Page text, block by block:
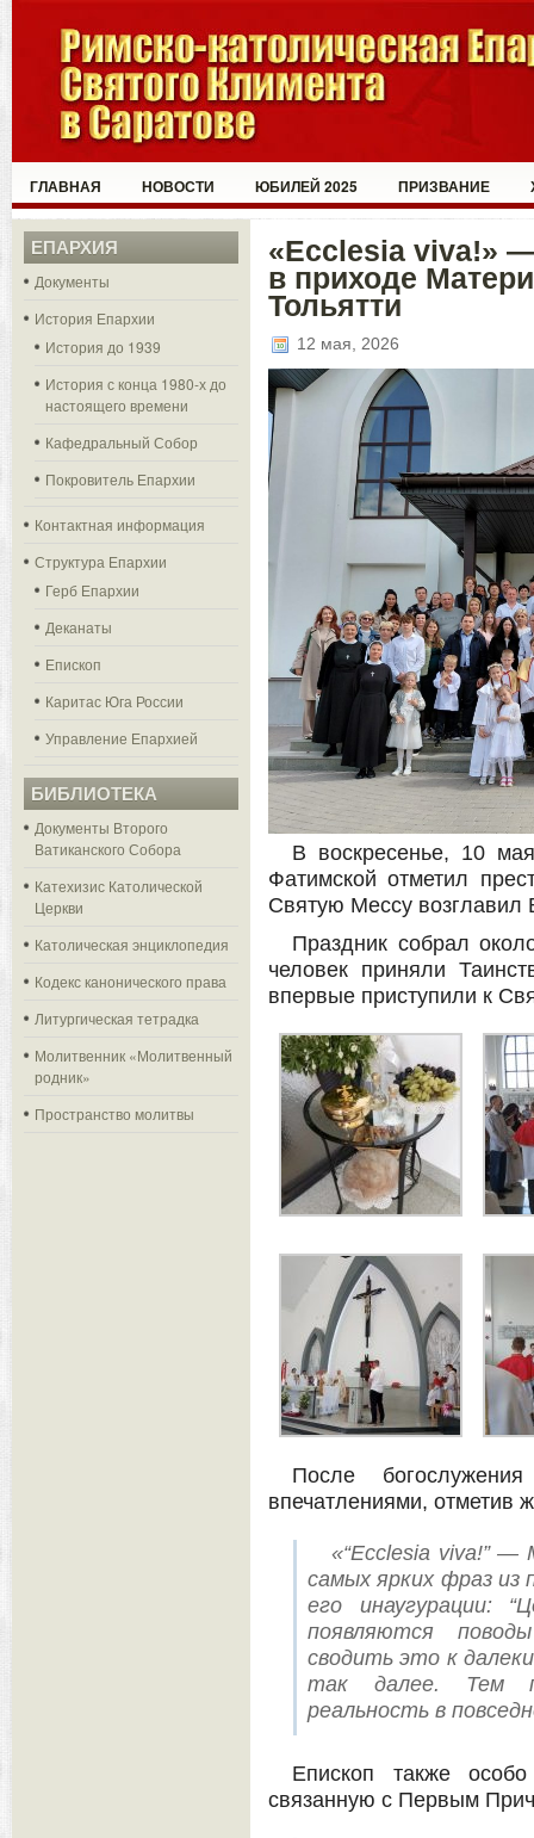
ГЛАВНАЯ НОВОСТИ ЮБИЛЕЙ 2025 ПРИЗВАНИЕ
ЕПАРХИЯ
Документы
История Епархии
История до 1939
История с конца 1980-х до
настоящего времени
Кафедральный Собор
Покровитель Епархии
Контактная информация
Структура Епархии
Герб Епархии
Деканаты
Епископ
Каритас Юга России
Управление Епархией
БИБЛИОТЕКА
Документы Второго
Ватиканского Собора
Катехизис Католической
Церкви
Католическая энциклопедия
Кодекс канонического права
Литургическая тетрадка
Молитвенник «Молитвенный
родник»
Пространство молитвы
«Ecclesia viva!»
в приходе
Тольятти
12 мая, 2026
В воскресенье, 10
Фатимской отметил
Святую Мессу возглавил
Праздник собрал
человек приняли
впервые приступили к
После
впечатлениями, отметив
«“Ecclesia viva!”
самых ярких фраз из
его инаугурации:
появляются
сводить это к
так далее. Тем
реальность в
Епископ также
связанную с Первым